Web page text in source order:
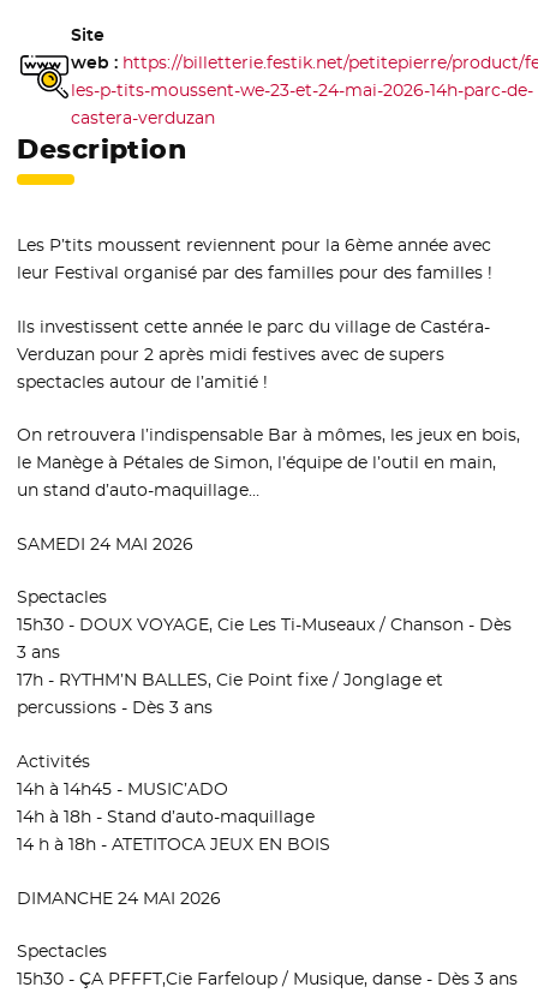
Site
web : https://billetterie.festik.net/petitepierre/product/
les-p-tits-moussent-we-23-et-24-mai-2026-14h-parc-de-
castera-verduzan
Description
Les P’tits moussent reviennent pour la 6ème année avec
leur Festival organisé par des familles pour des familles !
Ils investissent cette année le parc du village de Castéra-
Verduzan pour 2 après midi festives avec de supers
spectacles autour de l’amitié !
On retrouvera l’indispensable Bar à mômes, les jeux en bois,
le Manège à Pétales de Simon, l’équipe de l’outil en main,
un stand d’auto-maquillage…
SAMEDI 24 MAI 2026
Spectacles
15h30 - DOUX VOYAGE, Cie Les Ti-Museaux / Chanson - Dès
3 ans
17h - RYTHM’N BALLES, Cie Point fixe / Jonglage et
percussions - Dès 3 ans
Activités
14h à 14h45 - MUSIC’ADO
14h à 18h - Stand d’auto-maquillage
14 h à 18h - ATETITOCA JEUX EN BOIS
DIMANCHE 24 MAI 2026
Spectacles
15h30 - ÇA PFFFT,Cie Farfeloup / Musique, danse - Dès 3 ans